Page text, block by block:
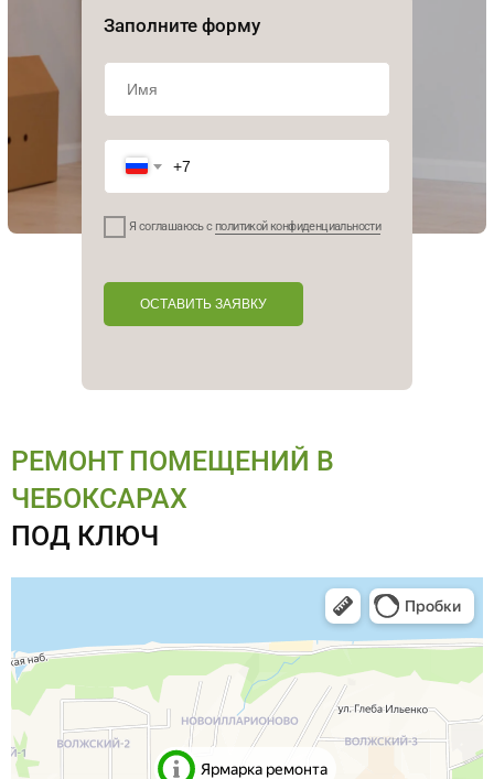
Заполните форму
Я соглашаюсь с политикой конфиденциальности
ОСТАВИТЬ ЗАЯВКУ
РЕМОНТ ПОМЕЩЕНИЙ В
ЧЕБОКСАРАХ
ПОД КЛЮЧ